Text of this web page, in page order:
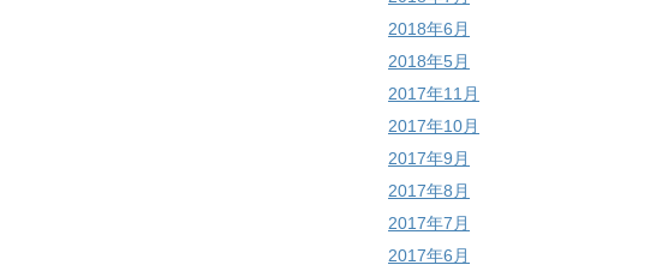
2018年6月
2018年5月
2017年11月
2017年10月
2017年9月
2017年8月
2017年7月
2017年6月